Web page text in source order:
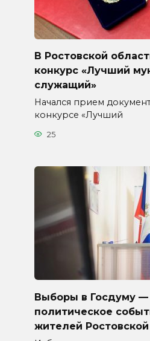
В Ростовской
конкурс «Лучший
служащий»
Начался прием
конкурсе «Лучший
25
Выборы в Госдуму
политическое
жителей